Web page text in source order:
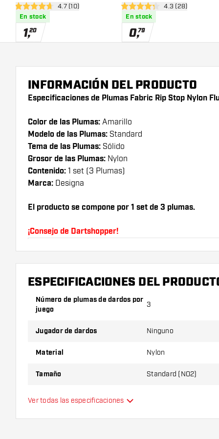
abrir panel de reseñas
4.7 estrellas de puntuación
4.7 (10)
En stock
1,20
abrir panel de
4.3 estrellas de puntuación
4.3 (28)
En stock
0,79
INFORMACIÓN DEL PRODUCTO
Especificaciones de Plumas Fabric Rip Stop Nylon
Color de las Plumas: Amarillo
Modelo de las Plumas: Standard
Tema de las Plumas: Sólido
Grosor de las Plumas: Nylon
Contenido: 1 set (3 Plumas)
Marca: Designa
El producto se compone por 1 set de 3 plumas.
¡Consejo de Dartshopper!
Asegúrate de tener suficientes plumas y cañas.
romperse con el uso.
descubrir qué variante es mejor para ti.
ESPECIFICACIONES DEL
Número de plumas de dardos por
juego
3
Jugador de dardos Ninguno
Material Nylon
Tamaño Standard (NO2)
Flexibilidad
Ver todas las especificaciones